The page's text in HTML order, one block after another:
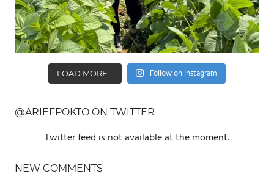
LOAD MORE... Follow on Instagram
@ARIEFPOKTO ON TWITTER
Twitter feed is not available at the moment.
NEW COMMENTS